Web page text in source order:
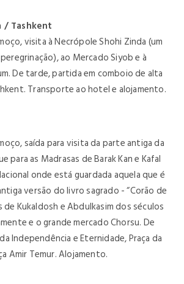
/ Tashkent
visita à Necrópole Shohi Zinda (um
ao Mercado Siyob e à
De tarde, partida em comboio de alta
Transporte ao hotel e alojamento.
saída para visita da parte antiga da
para as Madrasas de Barak Kan e Kafal
onde está guardada aquela que é
versão do livro sagrado - “Corão de
de Kukaldosh e Abdulkasim dos séculos
e o grande mercado Chorsu. De
Independência e Eternidade, Praça da
Amir Temur. Alojamento.